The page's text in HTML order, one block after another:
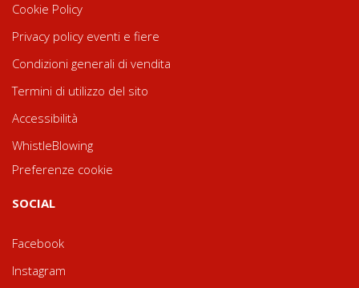
Cookie Policy
Privacy policy eventi e fiere
Condizioni generali di vendita
Termini di utilizzo del sito
Accessibilità
WhistleBlowing
Preferenze cookie
SOCIAL
Facebook
Instagram